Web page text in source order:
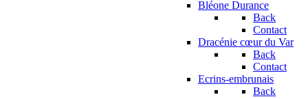
Bléone Durance
Back
Contact
Dracénie cœur du Var
Back
Contact
Ecrins-embrunais
Back